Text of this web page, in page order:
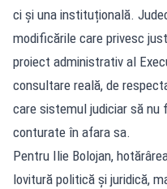
ci și una instituțională.
modificările care privesc
proiect administrativ al
consultare reală, de
care sistemul judiciar să nu
conturate în afara sa.
Pentru Ilie Bolojan,
lovitură politică și juridică,